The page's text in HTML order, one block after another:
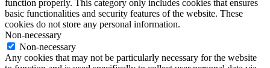
function properly. This category only includes cookies that ensures
basic functionalities and security features of the website. These
cookies do not store any personal information.
Non-necessary
Non-necessary
Any cookies that may not be particularly necessary for the website